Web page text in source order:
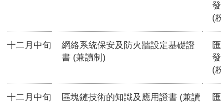
(
十二月中旬
網絡系統保安及防火牆設定基礎證
書 (兼讀制)
(
十二月中旬
區塊鏈技術的知識及應用證書 (兼讀